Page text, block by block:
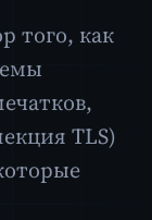
того, как
TLS)